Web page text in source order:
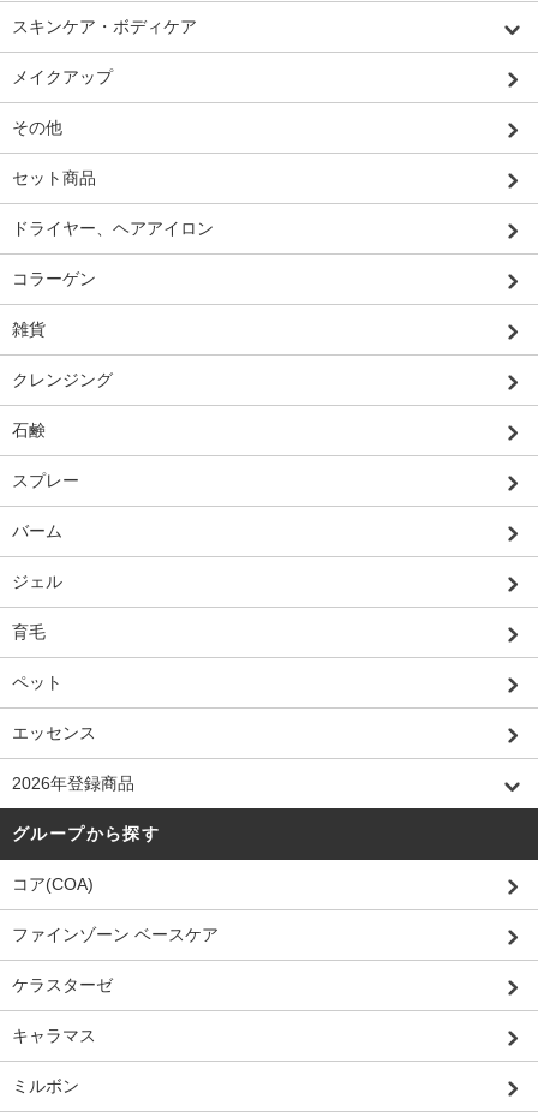
スキンケア・ボディケア
メイクアップ
その他
セット商品
ドライヤー、ヘアアイロン
コラーゲン
雑貨
クレンジング
石鹸
スプレー
バーム
ジェル
育毛
ペット
エッセンス
2026年登録商品
グループから探す
コア(COA)
ファインゾーン ベースケア
ケラスターゼ
キャラマス
ミルボン